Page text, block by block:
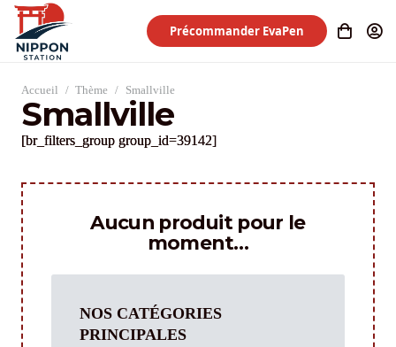
Précommander EvaPen
Accueil / Thème / Smallville
Smallville
[br_filters_group group_id=39142]
Aucun produit pour le
moment…
NOS CATÉGORIES
PRINCIPALES